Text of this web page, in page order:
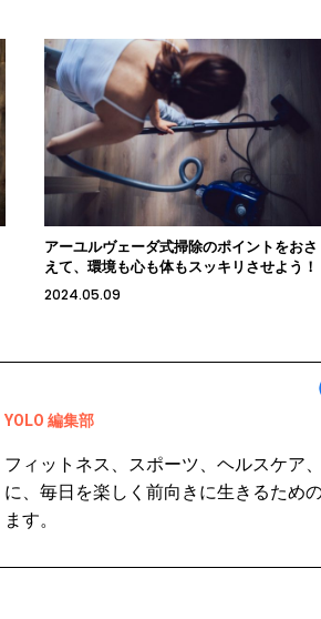
アーユルヴェーダ式掃除のポイントをおさ
えて、環境も心も体もスッキリさせよう！
2024.05.09
YOLO 編集部
フィットネス、スポーツ、ヘルスケア
に、毎日を楽しく前向きに生きるため
ます。